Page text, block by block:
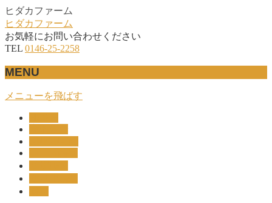
ヒダカファーム
ヒダカファーム
お気軽にお問い合わせください
TEL 0146-25-2258
MENU
メニューを飛ばす